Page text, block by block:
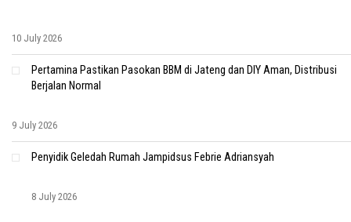
10 July 2026
Pertamina Pastikan Pasokan BBM di Jateng dan DIY Aman, Distribusi
Berjalan Normal
9 July 2026
Penyidik Geledah Rumah Jampidsus Febrie Adriansyah
8 July 2026